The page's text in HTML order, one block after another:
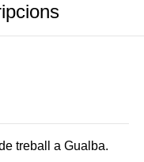
treball a Gualba.